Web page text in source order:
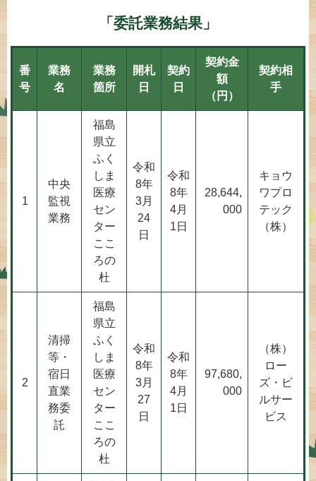
「委託業務結果」
番
号
業務
名
業務
箇所
開札
日
契約
日
契約金
額
（円）
契約相
手
1
中央
監視
業務
福島
県立
ふく
しま
医療
セン
ター
ここ
ろの
杜
令和
8年
3月
24
日
令和
8年
4月
1日
28,644,
000
キョウ
ワプロ
テック
（株）
2
清掃
等・
宿日
直業
務委
託
福島
県立
ふく
しま
医療
セン
ター
ここ
ろの
杜
令和
8年
3月
27
日
令和
8年
4月
1日
97,680,
000
（株）
ロー
ズ・ビ
ルサー
ビス